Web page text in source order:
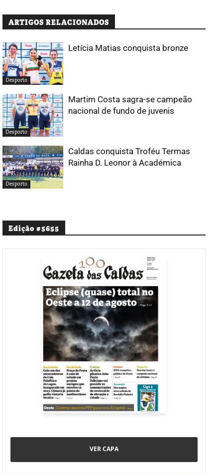
ARTIGOS RELACIONADOS
Desporto
Letícia Matias conquista bronze
Desporto
Martim Costa sagra-se campeão
nacional de fundo de juvenis
Desporto
Caldas conquista Troféu Termas
Rainha D. Leonor à Académica
Edição #5655
VER CAPA